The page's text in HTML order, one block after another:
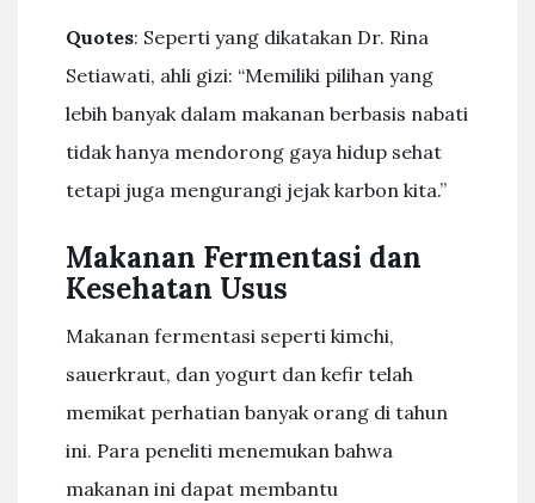
Quotes: Seperti yang dikatakan Dr. Rina
Setiawati, ahli gizi: “Memiliki pilihan yang
lebih banyak dalam makanan berbasis nabati
tidak hanya mendorong gaya hidup sehat
tetapi juga mengurangi jejak karbon kita.”
Makanan Fermentasi dan
Kesehatan Usus
Makanan fermentasi seperti kimchi,
sauerkraut, dan yogurt dan kefir telah
memikat perhatian banyak orang di tahun
ini. Para peneliti menemukan bahwa
makanan ini dapat membantu